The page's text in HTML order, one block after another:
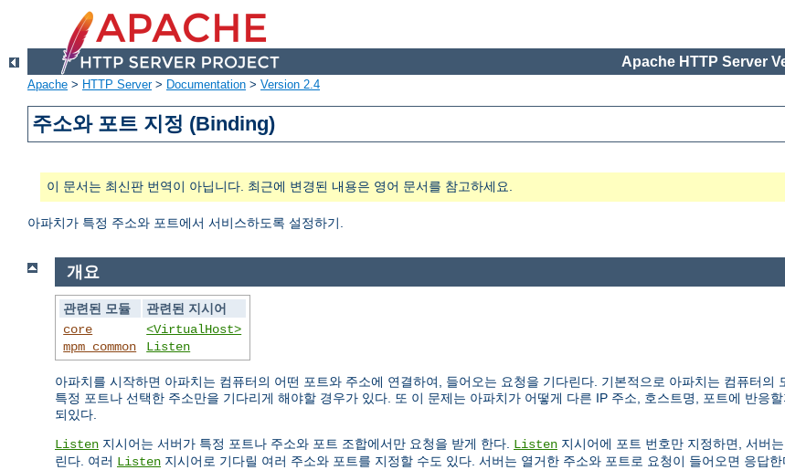
Apache HTTP Server
Apache > HTTP Server> Documentation > Version 2.4
주소와 포트 지정 (Binding)
이 문서는 최신판 번역이 아닙니다. 최근에 변경된 내용은 영어 문서를 참고하세요.
아파치가 특정 주소와 포트에서 서비스하도록 설정하기.
개요
관련된 모듈
관련된 지시어
core
mpm_common
<VirtualHost>
Listen
아파치를 시작하면 아파치는 컴퓨터의 어떤 포트와 주소에 연결하여, 들어오는 요청을 기다린다. 기본적으로 아파치는 컴퓨터의
특정 포트나 선택한 주소만을 기다리게 해야할 경우가 있다. 또 이 문제는 아파치가 어떻게 다른 IP 주소, 호스트명, 포트에 반응
되있다.
Listen 지시어는 서버가 특정 포트나 주소와 포트 조합에서만 요청을 받게 한다. Listen 지시어에 포트 번호만 지정하면, 서버
린다. 여러 Listen 지시어로 기다릴 여러 주소와 포트를 지정할 수도 있다. 서버는 열거한 주소와 포트로 요청이 들어오면 응답한